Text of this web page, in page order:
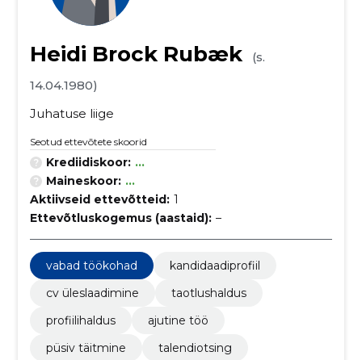
Heidi Brock Rubæk
(s.
14.04.1980)
Juhatuse liige
Seotud ettevõtete skoorid
Krediidiskoor: ...
Maineskoor: ...
Aktiivseid ettevõtteid: 1
Ettevõtluskogemus (aastaid): –
vabad töökohad
kandidaadiprofiil
cv üleslaadimine
taotlushaldus
profiilihaldus
ajutine töö
püsiv täitmine
talendiotsing